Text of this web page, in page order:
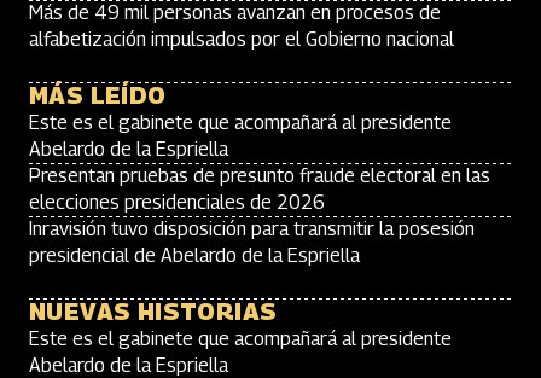
Más de 49 mil personas avanzan en procesos de
alfabetización impulsados por el Gobierno nacional
MÁS LEÍDO
Este es el gabinete que acompañará al presidente
Abelardo de la Espriella
Presentan pruebas de presunto fraude electoral en las
elecciones presidenciales de 2026
Inravisión tuvo disposición para transmitir la posesión
presidencial de Abelardo de la Espriella
NUEVAS HISTORIAS
Este es el gabinete que acompañará al presidente
Abelardo de la Espriella